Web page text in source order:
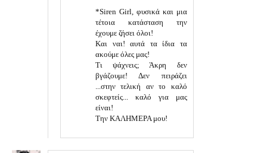
*Siren Girl, φυσικά και μια
τέτοια κατάσταση την
έχουμε ζήσει όλοι!
Και ναι! αυτά τα ίδια τα
ακούμε όλες μας!
Τι ψάχνεις; Άκρη δεν
βγάζουμε! Δεν πειράζει
...στην τελική αν το καλό
σκεφτείς... καλό για μας
είναι!
Την ΚΑΛΗΜΕΡΑ μου!